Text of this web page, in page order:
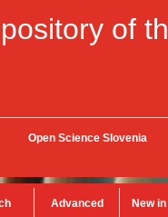
of
Open Science Slovenia
Advanced New